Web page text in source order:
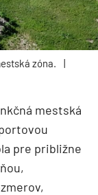
zóna.
|
mestská
pre približne